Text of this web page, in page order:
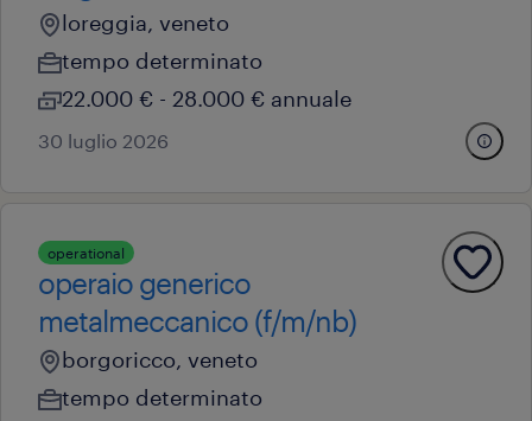
loreggia, veneto
tempo determinato
22.000 € - 28.000 € annuale
30 luglio 2026
operational
operaio generico
metalmeccanico (f/m/nb)
borgoricco, veneto
tempo determinato